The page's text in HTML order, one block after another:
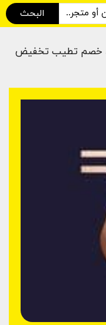
البحث
خصم تطيب تخفيض